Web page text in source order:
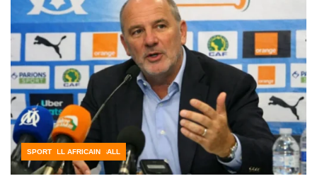
CÔTE D'IVOIRE FOOTBALL
FOOTBALL AFRICAIN
SPORT